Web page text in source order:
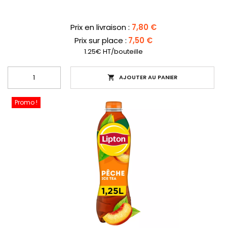
Prix
Prix en livraison : 7,80 €
Prix sur place : 7,50 €
1.25€ HT/bouteille
 AJOUTER AU PANIER
Promo !